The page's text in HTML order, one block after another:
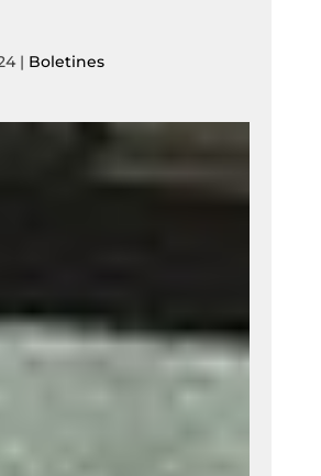
| Boletines